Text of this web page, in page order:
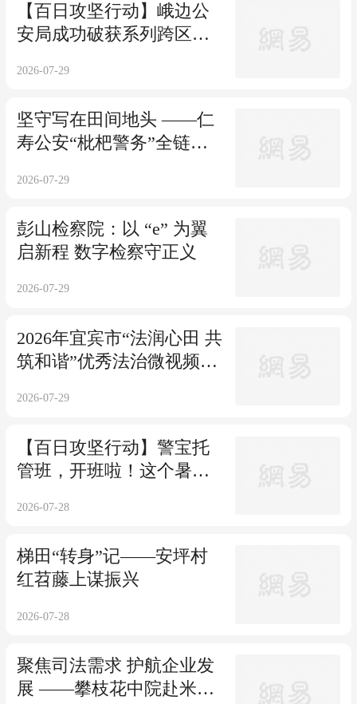
【百日攻坚行动】峨边公
安局成功破获系列跨区域
2026-07-29
坚守写在田间地头 ——仁
寿公安“枇杷警务”全链护
2026-07-29
彭山检察院：以 “e” 为翼
启新程 数字检察守正义
2026-07-29
2026年宜宾市“法润心田 共
筑和谐”优秀法治微视频、
2026-07-29
【百日攻坚行动】警宝托
管班，开班啦！这个暑
平安~
2026-07-28
梯田“转身”记——安坪村
红苕藤上谋振兴
2026-07-28
聚焦司法需求 护航企业发
展 ——攀枝花中院赴米易